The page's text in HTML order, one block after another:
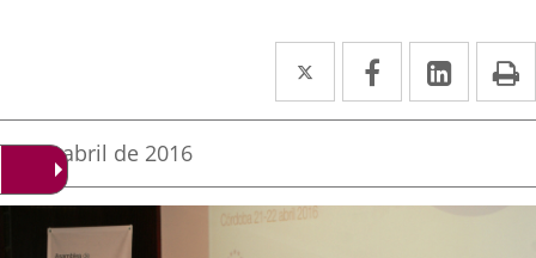
Twitter
Enlace
a
aplicación
externa.
Facebook
Enlace
a
aplicación
Enlace
a
Fecha
la
21 de abril de 2016